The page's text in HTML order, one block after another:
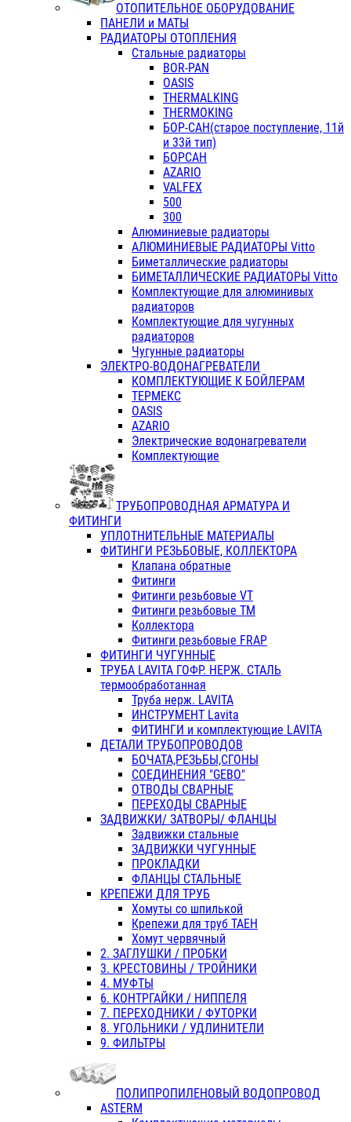
ОТОПИТЕЛЬНОЕ ОБОРУДОВАНИЕ
ПАНЕЛИ и МАТЫ
РАДИАТОРЫ ОТОПЛЕНИЯ
Стальные радиаторы
BOR-PAN
OASIS
THERMALKING
THERMOKING
БОР-САН(старое поступление, 11й
и 33й тип)
БОРСАН
AZARIO
VALFEX
500
300
Алюминиевые радиаторы
АЛЮМИНИЕВЫЕ РАДИАТОРЫ Vitto
Биметаллические радиаторы
БИМЕТАЛЛИЧЕСКИЕ РАДИАТОРЫ Vitto
Комплектующие для алюминивых
радиаторов
Комплектующие для чугунных
радиаторов
Чугунные радиаторы
ЭЛЕКТРО-ВОДОНАГРЕВАТЕЛИ
КОМПЛЕКТУЮЩИЕ К БОЙЛЕРАМ
ТЕРМЕКС
OASIS
AZARIO
Электрические водонагреватели
Комплектующие
ТРУБОПРОВОДНАЯ АРМАТУРА И
ФИТИНГИ
УПЛОТНИТЕЛЬНЫЕ МАТЕРИАЛЫ
ФИТИНГИ РЕЗЬБОВЫЕ, КОЛЛЕКТОРА
Клапана обратные
Фитинги
Фитинги резьбовые VT
Фитинги резьбовые ТМ
Коллектора
Фитинги резьбовые FRAP
ФИТИНГИ ЧУГУННЫЕ
ТРУБА LAVITA ГОФР. НЕРЖ. СТАЛЬ
термообработанная
Труба нерж. LAVITA
ИНСТРУМЕНТ Lavita
ФИТИНГИ и комплектующие LAVITA
ДЕТАЛИ ТРУБОПРОВОДОВ
БОЧАТА,РЕЗЬБЫ,СГОНЫ
СОЕДИНЕНИЯ "GEBO"
ОТВОДЫ СВАРНЫЕ
ПЕРЕХОДЫ СВАРНЫЕ
ЗАДВИЖКИ/ ЗАТВОРЫ/ ФЛАНЦЫ
Задвижки стальные
ЗАДВИЖКИ ЧУГУННЫЕ
ПРОКЛАДКИ
ФЛАНЦЫ СТАЛЬНЫЕ
КРЕПЕЖИ ДЛЯ ТРУБ
Хомуты со шпилькой
Крепежи для труб ТАЕН
Хомут червячный
2. ЗАГЛУШКИ / ПРОБКИ
3. КРЕСТОВИНЫ / ТРОЙНИКИ
4. МУФТЫ
6. КОНТРГАЙКИ / НИППЕЛЯ
7. ПЕРЕХОДНИКИ / ФУТОРКИ
8. УГОЛЬНИКИ / УДЛИНИТЕЛИ
9. ФИЛЬТРЫ
ПОЛИПРОПИЛЕНОВЫЙ ВОДОПРОВОД
ASTERM